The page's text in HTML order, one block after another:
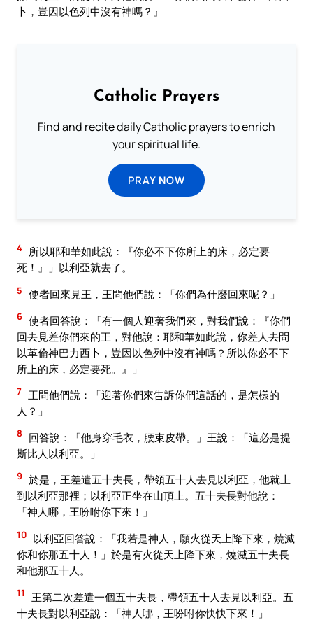
卜，豈因以色列中沒有神嗎？』
Catholic Prayers
Find and recite daily Catholic prayers to enrich
your spiritual life.
PRAY NOW
4 所以耶和華如此說：『你必不下你所上的床，必定要
死！』」以利亞就去了。
5 使者回來見王，王問他們說：「你們為什麼回來呢？」
6 使者回答說：「有一個人迎著我們來，對我們說：『你們
回去見差你們來的王，對他說：耶和華如此說，你差人去問
以革倫神巴力西卜，豈因以色列中沒有神嗎？所以你必不下
所上的床，必定要死。』」
7 王問他們說：「迎著你們來告訴你們這話的，是怎樣的
人？」
8
回答說：「他身穿毛衣，腰束皮帶。」王說：「這必是提
斯比人以利亞。」
9 於是，王差遣五十夫長，帶領五十人去見以利亞，他就上
到以利亞那裡；以利亞正坐在山頂上。五十夫長對他說：
「神人哪，王吩咐你下來！」
10 以利亞回答說：「我若是神人，願火從天上降下來，燒滅
你和你那五十人！」於是有火從天上降下來，燒滅五十夫長
和他那五十人。
11
王第二次差遣一個五十夫長，帶領五十人去見以利亞。五
十夫長對以利亞說：「神人哪，王吩咐你快快下來！」